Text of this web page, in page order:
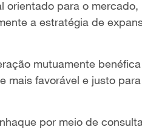
para o
a estratégia de
mutuamente
mais favorável e justo
por meio de